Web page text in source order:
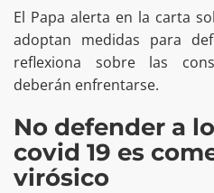
El Papa alerta en la carta
adoptan medidas para
reflexiona sobre las
deberán enfrentarse.
No defender a
covid 19 es
virósico